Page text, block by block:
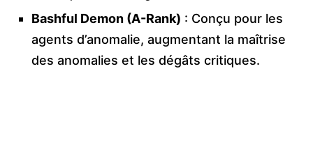
Bashful Demon (A-Rank) : Conçu pour les
agents d’anomalie, augmentant la maîtrise
des anomalies et les dégâts critiques.